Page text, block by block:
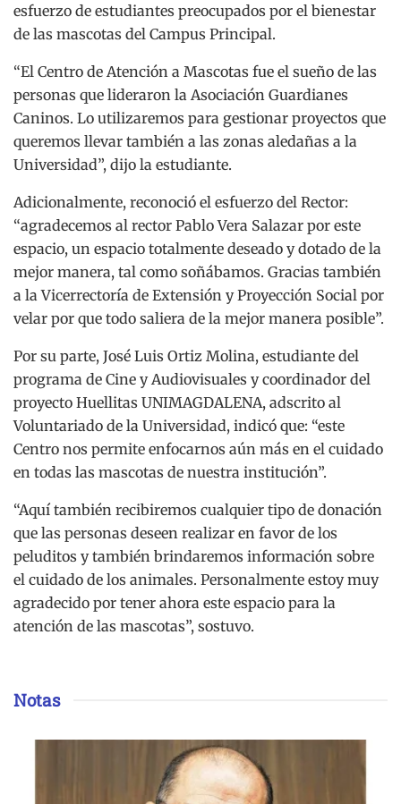
esfuerzo de estudiantes preocupados por el bienestar
de las mascotas del Campus Principal.
“El Centro de Atención a Mascotas fue el sueño de las
personas que lideraron la Asociación Guardianes
Caninos. Lo utilizaremos para gestionar proyectos que
queremos llevar también a las zonas aledañas a la
Universidad”, dijo la estudiante.
Adicionalmente, reconoció el esfuerzo del Rector:
“agradecemos al rector Pablo Vera Salazar por este
espacio, un espacio totalmente deseado y dotado de la
mejor manera, tal como soñábamos. Gracias también
a la Vicerrectoría de Extensión y Proyección Social por
velar por que todo saliera de la mejor manera posible”.
Por su parte, José Luis Ortiz Molina, estudiante del
programa de Cine y Audiovisuales y coordinador del
proyecto Huellitas UNIMAGDALENA, adscrito al
Voluntariado de la Universidad, indicó que: “este
Centro nos permite enfocarnos aún más en el cuidado
en todas las mascotas de nuestra institución”.
“Aquí también recibiremos cualquier tipo de donación
que las personas deseen realizar en favor de los
peluditos y también brindaremos información sobre
el cuidado de los animales. Personalmente estoy muy
agradecido por tener ahora este espacio para la
atención de las mascotas”, sostuvo.
Notas